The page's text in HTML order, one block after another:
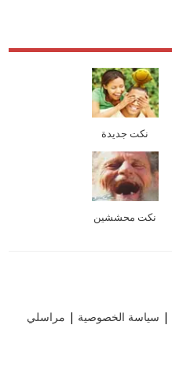
نكت جديدة
نكت محششين
| سياسة الخصوصية | مراسلي